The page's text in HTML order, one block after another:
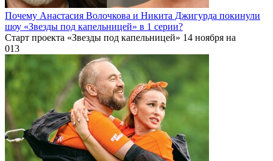
Почему Анастасия Волочкова и Никита Джигурда покинули
шоу «Звезды под капельницей» в 1 серии?
Старт проекта «Звезды под капельницей» 14 ноября на
013